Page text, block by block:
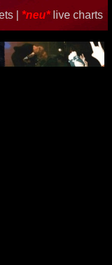
| *neu* live charts